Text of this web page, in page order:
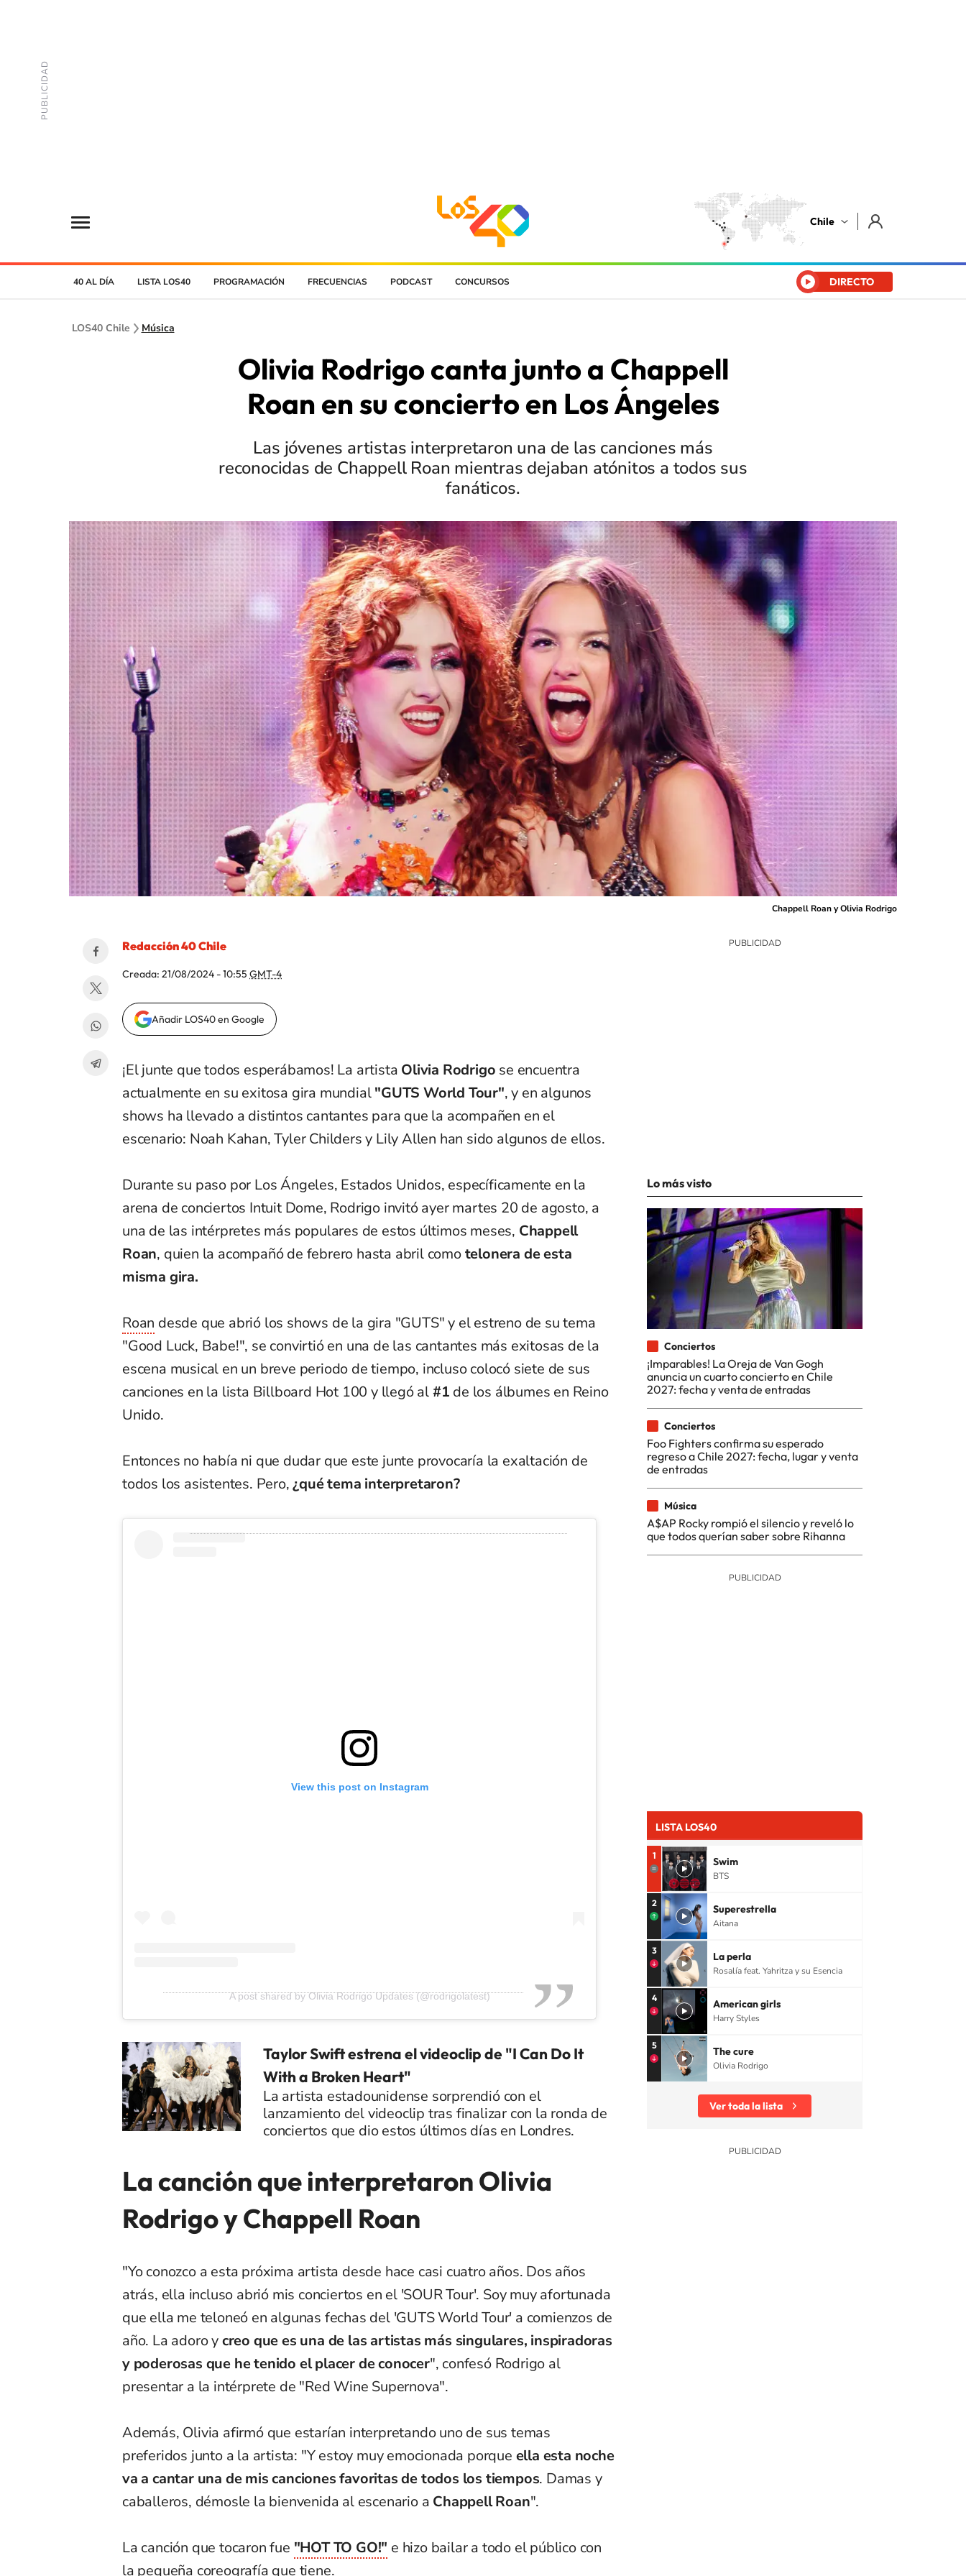
Chile
40 AL DÍA LISTA LOS40 PROGRAMACIÓN FRECUENCIAS PODCAST CONCURSOS DIRECTO
LOS40 Chile Música
Olivia Rodrigo canta junto a Chappell
Roan en su concierto en Los Ángeles
Las jóvenes artistas interpretaron una de las canciones más
reconocidas de Chappell Roan mientras dejaban atónitos a todos sus
fanáticos.
Chappell Roan y Olivia Rodrigo
Redacción 40 Chile
Creada: 21/08/2024 - 10:55 GMT-4
Añadir LOS40 en Google
¡El junte que todos esperábamos! La artista Olivia Rodrigo se encuentra
actualmente en su exitosa gira mundial"GUTS World Tour", y en algunos
shows ha llevado a distintos cantantes para que la acompañen en el
escenario: Noah Kahan, Tyler Childers y Lily Allen han sido algunos de ellos.
Durante su paso por Los Ángeles, Estados Unidos, específicamente en la
arena de conciertos Intuit Dome, Rodrigo invitó ayer martes 20 de agosto, a
una de las intérpretes más populares de estos últimos meses, Chappell
Roan, quien la acompañó de febrero hasta abril comotelonera de esta
misma gira.
Roan desde que abrió los shows de la gira "GUTS" y el estreno de su tema
"Good Luck, Babe!", se convirtió en una de las cantantes más exitosas de la
escena musical en un breve periodo de tiempo, incluso colocó siete de sus
canciones en la lista Billboard Hot 100 y llegó al#1 de los álbumes en Reino
Unido.
Entonces no había ni que dudar que este junte provocaría la exaltación de
todos los asistentes. Pero,¿qué tema interpretaron?
View this post on Instagram
A post shared by Olivia Rodrigo Updates (@rodrigolatest)
Taylor Swift estrena el videoclip de "I Can Do It
With a Broken Heart"
La artista estadounidense sorprendió con el
lanzamiento del videoclip tras finalizar con la ronda de
conciertos que dio estos últimos días en Londres.
La canción que interpretaron Olivia
Rodrigo y Chappell Roan
"Yo conozco a esta próxima artista desde hace casi cuatro años. Dos años
atrás, ella incluso abrió mis conciertos en el 'SOUR Tour'. Soy muy afortunada
que ella me teloneó en algunas fechas del 'GUTS World Tour' a comienzos de
año. La adoro ycreo que es una de las artistas más singulares, inspiradoras
y poderosas que he tenido el placer de conocer", confesó Rodrigo al
presentar a la intérprete de "Red Wine Supernova".
Además, Olivia afirmó que estarían interpretando uno de sus temas
preferidos junto a la artista: "Y estoy muy emocionada porque ella esta noche
va a cantar una de mis canciones favoritas de todos los tiempos. Damas y
caballeros, démosle la bienvenida al escenario a Chappell Roan".
La canción que tocaron fue "HOT TO GO!" e hizo bailar a todo el público con
la pequeña coreografía que tiene.
Lo más visto
Conciertos
¡Imparables! La Oreja de Van Gogh
anuncia un cuarto concierto en Chile
2027: fecha y venta de entradas
Conciertos
Foo Fighters confirma su esperado
regreso a Chile 2027: fecha, lugar y venta
de entradas
Música
A$AP Rocky rompió el silencio y reveló lo
que todos querían saber sobre Rihanna
LISTA LOS40
1 Swim
BTS
2 Superestrella
Aitana
3 La perla
Rosalía feat. Yahritza y su Esencia
4 American girls
Harry Styles
5 The cure
Olivia Rodrigo
Ver toda la lista